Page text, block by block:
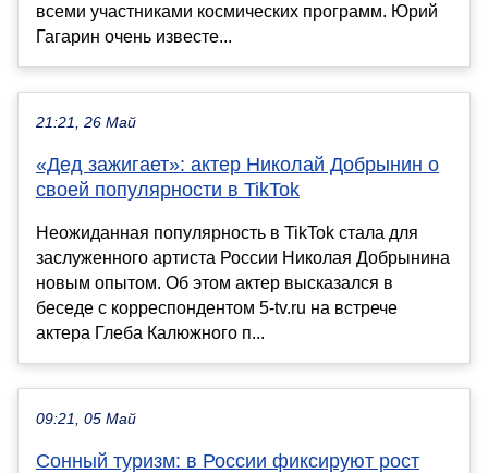
всеми участниками космических программ. Юрий
Гагарин очень известе...
21:21, 26 Май
«Дед зажигает»: актер Николай Добрынин о
своей популярности в TikTok
Неожиданная популярность в TikTok стала для
заслуженного артиста России Николая Добрынина
новым опытом. Об этом актер высказался в
беседе с корреспондентом 5-tv.ru на встрече
актера Глеба Калюжного п...
09:21, 05 Май
Сонный туризм: в России фиксируют рост